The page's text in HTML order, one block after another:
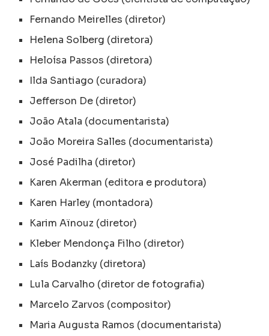
Fernando Meirelles (diretor)
Helena Solberg (diretora)
Heloísa Passos (diretora)
Ilda Santiago (curadora)
Jefferson De (diretor)
João Atala (documentarista)
João Moreira Salles (documentarista)
José Padilha (diretor)
Karen Akerman (editora e produtora)
Karen Harley (montadora)
Karim Aïnouz (diretor)
Kleber Mendonça Filho (diretor)
Laís Bodanzky (diretora)
Lula Carvalho (diretor de fotografia)
Marcelo Zarvos (compositor)
Maria Augusta Ramos (documentarista)